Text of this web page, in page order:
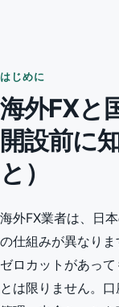
はじめに
海外FXと
開設前に
と）
海外FX業者は、日
の仕組みが異なりま
ゼロカットがあっ
とは限りません。